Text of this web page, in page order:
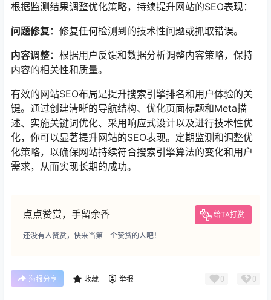
根据监测结果调整优化策略，持续提升网站的SEO表现：
问题修复 ：修复任何检测到的技术性问题或抓取错误。
内容调整：根据用户反馈和数据分析调整内容策略，保持
内容的相关性和质量。
有效的网站SEO布局是提升搜索引擎排名和用户体验的关
键。通过创建清晰的导航结构、优化页面标题和Meta描
述、实施关键词优化、采用响应式设计以及进行技术性优
化，你可以显著提升网站的SEO表现。定期监测和调整优
化策略，以确保网站持续符合搜索引擎算法的变化和用户
需求，从而实现长期的成功。
点点赞赏，手留余香 给TA打赏
还没有人赞赏，快来当第一个赞赏的人吧！
海报分享 收藏 举报 0 0